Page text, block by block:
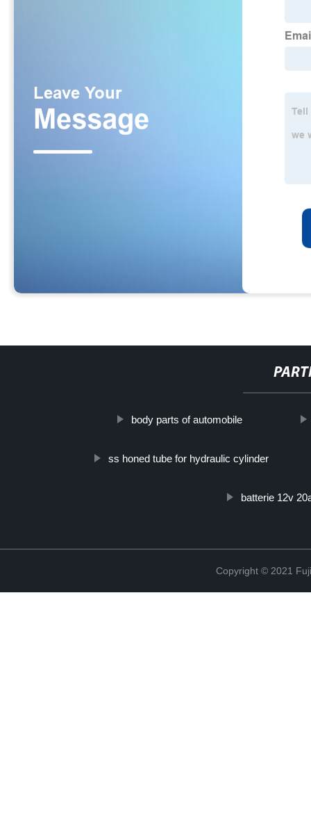
body parts of automobile
ss honed tube for hydraulic cylinder
batterie 12v
Copyright © 2021